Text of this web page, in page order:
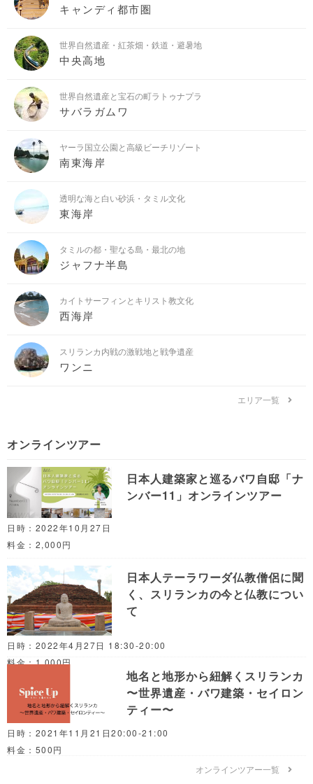
キャンディ都市圏
世界自然遺産・紅茶畑・鉄道・避暑地
中央高地
世界自然遺産と宝石の町ラトゥナプラ
サバラガムワ
ヤーラ国立公園と高級ビーチリゾート
南東海岸
透明な海と白い砂浜・タミル文化
東海岸
タミルの都・聖なる島・最北の地
ジャフナ半島
カイトサーフィンとキリスト教文化
西海岸
スリランカ内戦の激戦地と戦争遺産
ワンニ
エリア一覧
オンラインツアー
日本人建築家と巡るバワ自邸「ナ
ンバー11」オンラインツアー
日時：2022年10月27日
料金：2,000円
日本人テーラワーダ仏教僧侶に聞
く、スリランカの今と仏教につい
て
日時：2022年4月27日 18:30-20:00
料金：1,000円
地名と地形から紐解くスリランカ
〜世界遺産・バワ建築・セイロン
ティー〜
日時：2021年11月21日20:00-21:00
料金：500円
オンラインツアー一覧